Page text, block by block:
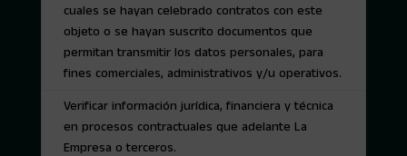
cuales se hayan celebrado contratos con este
objeto o se hayan suscrito documentos que
permitan transmitir los datos personales, para
fines comerciales, administrativos y/u operativos.
Verificar información jurídica, financiera y técnica
en procesos contractuales que adelante La
Empresa o terceros.